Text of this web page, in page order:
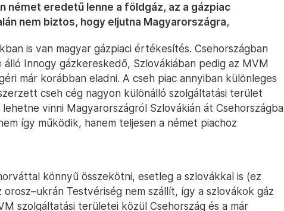
német eredetű lenne a földgáz, az a gázpiac
nem biztos, hogy eljutna Magyarországra,
is van magyar gázpiaci értékesítés. Csehországban
álló Innogy gázkereskedő, Szlovákiában pedig az MVM
már korábban eladni. A cseh piac annyiban különleges
cseh cég nagyon különálló szolgáltatási terület
vinni Magyarországról Szlovákián át Csehországba
így működik, hanem teljesen a német piachoz
könnyű összekötni, esetleg a szlovákkal is (ez
Testvériség nem szállít, így a szlovákok gáz
szolgáltatási területei közül Csehország és a már